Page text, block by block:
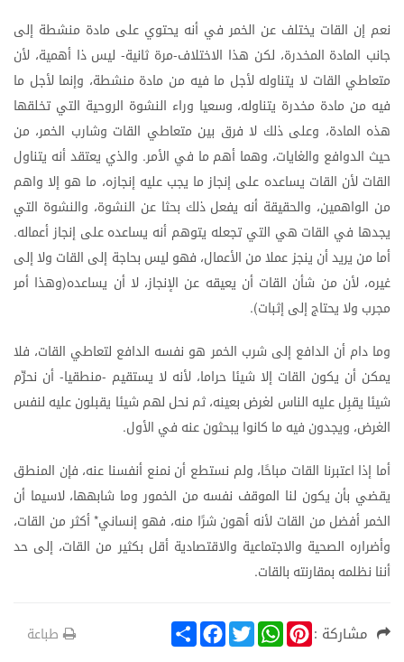
نعم إن القات يختلف عن الخمر في أنه يحتوي على مادة منشطة إلى
جانب المادة المخدرة، لكن هذا الاختلاف-مرة ثانية- ليس ذا أهمية، لأن
متعاطي القات لا يتناوله لأجل ما فيه من مادة منشطة، وإنما لأجل ما
فيه من مادة مخدرة يتناوله، وسعيا وراء النشوة الروحية التي تخلقها
هذه المادة، وعلى ذلك لا فرق بين متعاطي القات وشارب الخمر، من
حيث الدوافع والغايات، وهما أهم ما في الأمر. والذي يعتقدأنه يتناول
القات لأن القات يساعده على إنجاز ما يجب عليه إنجازه، ما هو إلا واهم
من الواهمين، والحقيقة أنه يفعل ذلك بحثا عن النشوة، والنشوة التي
يجدها في القات هي التي تجعله يتوهم أنه يساعدهعلى إنجازأعماله.
أما من يريدأن ينجزعملا من الأعمال، فهو ليس بحاجة إلى القات ولاإلى
غيره، لأن من شأن القات أن يعيقه عن الإنجاز، لا أن يساعده(وهذا أمر
مجرب ولايحتاجإلى إثبات).
وما دام أن الدافع إلى شرب الخمر هو نفسه الدافع لتعاطي القات، فلا
يمكن أن يكون القات إلا شيئا حراما، لأنه لا يستقيم -منطقيا- أن نحرِّم
شيئا يقبِلعليه الناس لغرض بعينه،ثم نحل لهم شيئا يقبلونعليه لنفس
الغرض، ويجدون فيه ما كانوا يبحثونعنه في الأول.
أما إذا اعتبرنا القات مباحًا، ولم نستطع أن نمنع أنفسنا عنه، فإن المنطق
يقضي بأن يكون لنا الموقف نفسه من الخمور وما شابهها، لاسيما أن
الخمرأفضل من القات لأنه أهون شرًا منه، فهو إنساني*أكثر من القات،
وأضراره الصحية والاجتماعية والاقتصادية أقل بكثير من القات، إلى حد
أننا نظلمه بمقارنته بالقات.
مشاركة : S
h
F
a
T
w
W
h
P
i طباعة